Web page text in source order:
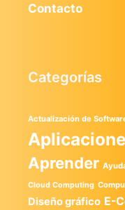
Contacto
Categorías
Actualización de
Aprender
Cloud Computing
Diseño gráfico E-